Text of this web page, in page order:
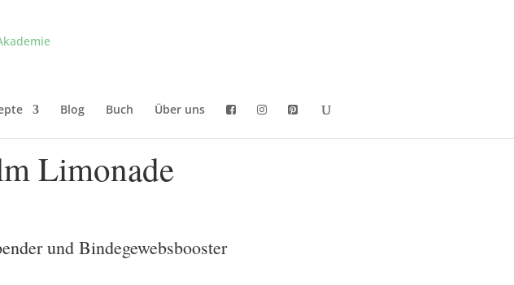
Blog Buch Über uns
Limonade
und Bindegewebsbooster